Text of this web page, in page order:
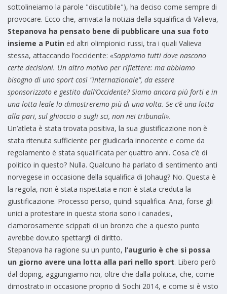
sottolineiamo la parole "discutibile"), ha deciso come sempre di
provocare. Ecco che, arrivata la notizia della squalifica di Valieva,
Stepanova ha pensato bene di pubblicare una sua foto
insieme a Putin ed altri olimpionici russi, tra i quali Valieva
stessa, attaccando l’occidente: «Sappiamo tutti dove nascono
certe decisioni. Un altro motivo per riflettere: ma abbiamo
bisogno di uno sport così "internazionale", da essere
sponsorizzato e gestito dall’Occidente? Siamo ancora più forti e in
una lotta leale lo dimostreremo più di una volta. Se c’è una lotta
alla pari, sul ghiaccio o sugli sci, non nei tribunali».
Un’atleta è stata trovata positiva, la sua giustificazione non è
stata ritenuta sufficiente per giudicarla innocente e come da
regolamento è stata squalificata per quattro anni. Cosa c’è di
politico in questo? Nulla. Qualcuno ha parlato di sentimento anti
norvegese in occasione della squalifica di Johaug? No. Questa è
la regola, non è stata rispettata e non è stata creduta la
giustificazione. Processo perso, quindi squalifica. Anzi, forse gli
unici a protestare in questa storia sono i canadesi,
clamorosamente scippati di un bronzo che a questo punto
avrebbe dovuto spettargli di diritto.
Stepanova ha ragione su un punto, l’augurio è che si possa
un giorno avere una lotta alla pari nello sport. Libero però
dal doping, aggiungiamo noi, oltre che dalla politica, che, come
dimostrato in occasione proprio di Sochi 2014, e come si è visto